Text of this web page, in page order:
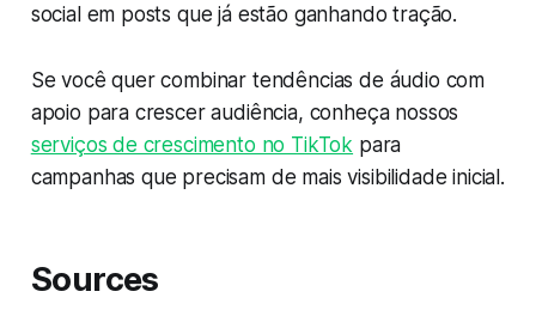
social em posts que já estão ganhando tração.
Se você quer combinar tendências de áudio com
apoio para crescer audiência, conheça nossos
serviços de crescimento no TikTok para
campanhas que precisam de mais visibilidade inicial.
Sources